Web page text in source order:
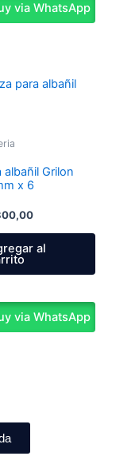
via WhatsApp
albañil Grilon
x 6
al
via WhatsApp